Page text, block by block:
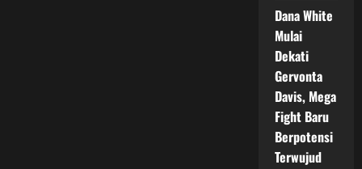
Dana White
Mulai
Dekati
Gervonta
Davis, Mega
Fight Baru
Berpotensi
Terwujud